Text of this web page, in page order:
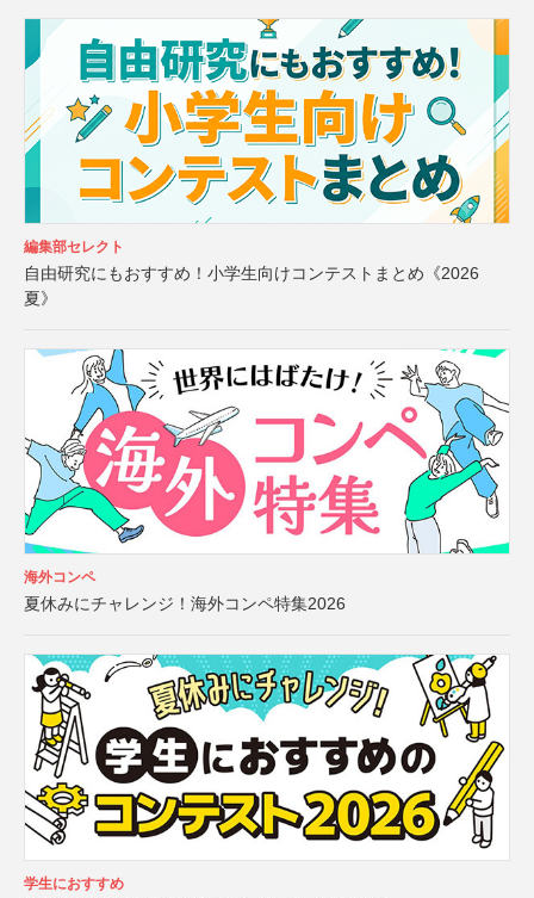
編集部セレクト
自由研究にもおすすめ！小学生向けコンテストまとめ《2026
夏》
海外コンペ
夏休みにチャレンジ！海外コンペ特集2026
学生におすすめ